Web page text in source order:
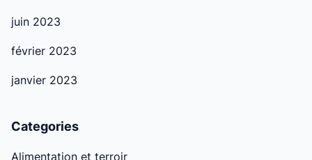
juin 2023
février 2023
janvier 2023
Categories
Alimentation et terroir